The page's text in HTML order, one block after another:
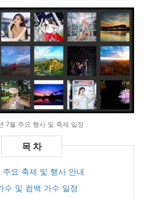
7월 주요 행사 및 축제 일정
요 축제 및 행사 안내
수 및 컴백 가수 일정